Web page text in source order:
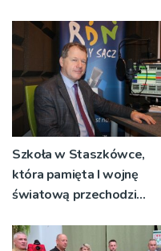
Szkoła w Staszkówce,
która pamięta I wojnę
światową przechodzi